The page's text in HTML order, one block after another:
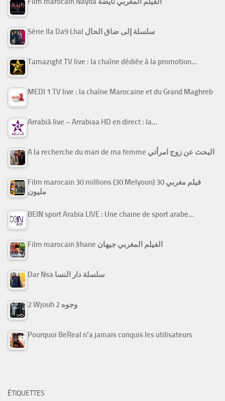
Série Ila Da9 Lhal سلسلة إلى ضاق الحال
Tamazight TV live : la chaîne dédiée à la promotion…
MEDI 1 TV live : la chaîne Marocaine et du Grand Maghreb
Arrabiâ live – Arrabiaa HD en direct : la…
A la recherche du mari de ma femme البحث عن زوج امرأتي
Film marocain 30 millions (30 Melyoun) فيلم مغربي 30
مليون
BEIN sport Arabia LIVE : Une chaine de sport arabe…
Film marocain Jihane الفيلم المغربي جيهان
Dar Nsa سلسلة دار النسا
2 Wjouh 2 وجوه
Pourquoi BeReal n’a jamais conquis les utilisateurs
ÉTIQUETTES